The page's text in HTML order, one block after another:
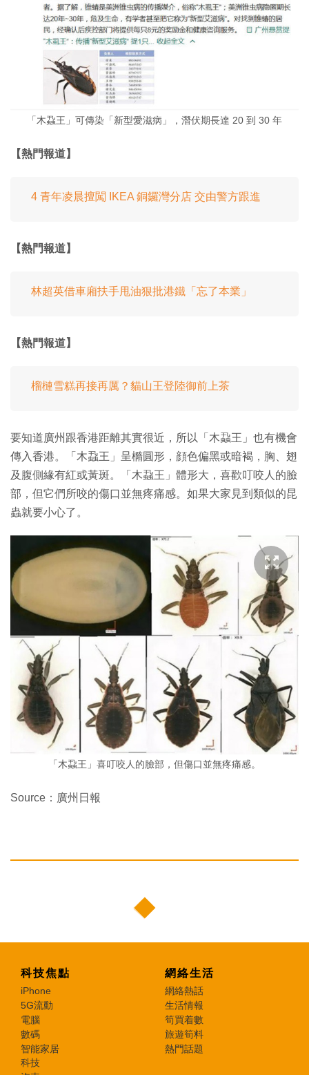
「木蝨王」可傳染「新型愛滋病」，潛伏期長達 20 到 30 年
【熱門報道】
4 青年凌晨擅闖 IKEA 銅鑼灣分店 交由警方跟進
【熱門報道】
林超英借車廂扶手甩油狠批港鐵「忘了本業」
【熱門報道】
榴槤雪糕再接再厲？貓山王登陸御前上茶
要知道廣州跟香港距離其實很近，所以「木蝨王」也有機會
傳入香港。「木蝨王」呈橢圓形，顔色偏黑或暗褐，胸、翅
及腹側緣有紅或黃斑。「木蝨王」體形大，喜歡叮咬人的臉
部，但它們所咬的傷口並無疼痛感。如果大家見到類似的昆
蟲就要小心了。
「木蝨王」喜叮咬人的臉部，但傷口並無疼痛感。
Source：廣州日報
科技焦點
iPhone
5G流動
電腦
數碼
智能家居
科技
網絡生活
網絡熱話
生活情報
筍買着數
旅遊筍料
熱門話題